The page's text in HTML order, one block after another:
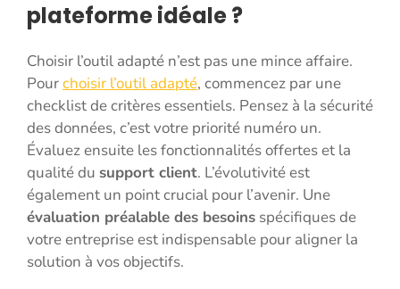
plateforme idéale ?
Choisir l’outil adapté n’est pas une mince affaire.
Pourchoisir l’outil adapté, commencez par une
checklist de critères essentiels. Pensez à la sécurité
des données, c’est votre priorité numéro un.
Évaluez ensuite les fonctionnalités offertes et la
qualité du support client. L’évolutivité est
également un point crucial pour l’avenir. Une
évaluation préalable des besoins spécifiques de
votre entreprise est indispensable pour aligner la
solution à vos objectifs.